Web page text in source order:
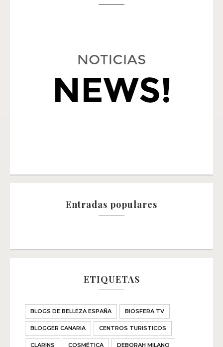
Entradas populares
ETIQUETAS
BLOGS DE BELLEZA ESPAÑA BIOSFERA TV
BLOGGER CANARIA CENTROS TURISTICOS
CLARINS COSMÉTICA DEBORAH MILANO